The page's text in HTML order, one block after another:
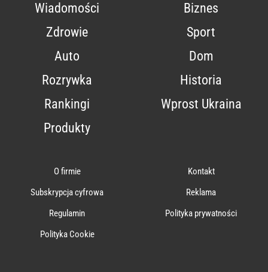
Wiadomości
Biznes
Zdrowie
Sport
Auto
Dom
Rozrywka
Historia
Rankingi
Wprost Ukraina
Produkty
O firmie
Kontakt
Subskrypcja cyfrowa
Reklama
Regulamin
Polityka prywatności
Polityka Cookie